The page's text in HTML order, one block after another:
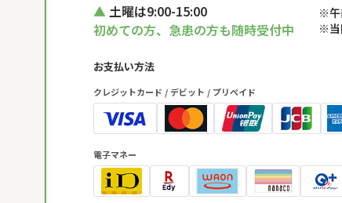
土曜は9:00-15:00
初めての方、急患の方も随時受付中
※午
※当
お支払い方法
クレジットカード / デビット / プリペイド
電子マネー